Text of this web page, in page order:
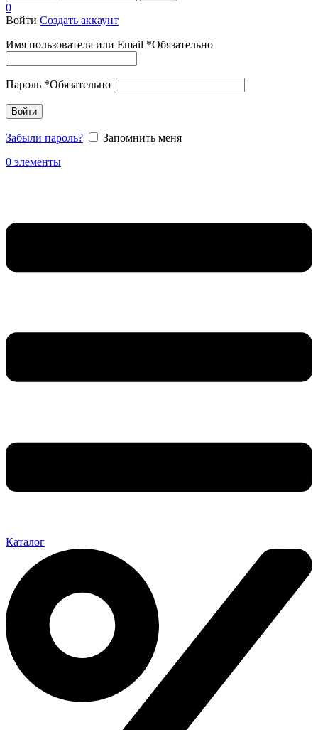
0
Войти Создать аккаунт
Имя пользователя или Email *Обязательно
Пароль *Обязательно
Войти
Забыли пароль?
Запомнить меня
0 элементы
Каталог